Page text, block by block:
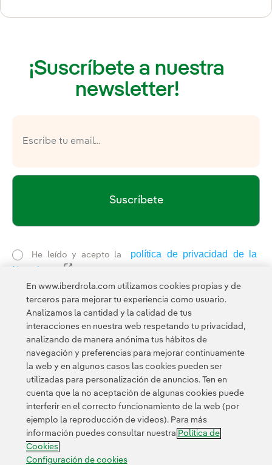
¡Suscríbete a nuestra
newsletter!
Suscríbete
He leído y acepto la política de privacidad de la
Newsletter
Enlace externo, se abre en ventana nueva.
Esta página está protegida por reCAPTCHA y se aplican la
Política de privacidad Términos de servicio
Google.
Contacta Clientes Política de Privacidad Información legal
Transparencia en el uso de la IA Política de cookies
Configuración de cookies Accesibilidad Canal de denuncias
En www.iberdrola.com utilizamos cookies propias y de
terceros para mejorar tu experiencia como usuario.
Analizamos la cantidad y la calidad de tus
interacciones en nuestra web respetando tu privacidad,
analizando de manera anónima tus hábitos de
navegación y preferencias para mejorar continuamente
la web y en algunos casos las cookies pueden ser
utilizadas para personalización de anuncios. Ten en
cuenta que la no aceptación de algunas cookies puede
interferir en el correcto funcionamiento de la web (por
ejemplo la reproducción de videos). Para más
información puedes consultar nuestra Política de
Cookies
Configuración de cookies